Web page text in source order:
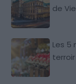
de
Les 5